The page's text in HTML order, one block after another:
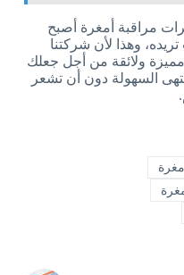
مراقبة أمغرة أصبح
وهذا لأن شركتنا
ولائقة من أجل جعلك
السهولة دون أن تشعر